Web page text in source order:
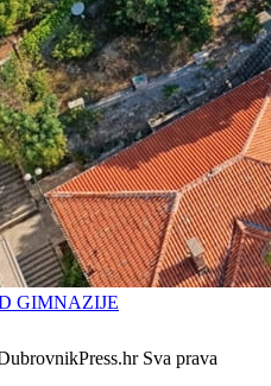
GIMNAZIJE
Sva prava